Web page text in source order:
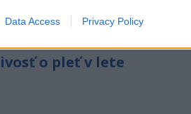
Data Access Privacy Policy
o pleť v lete